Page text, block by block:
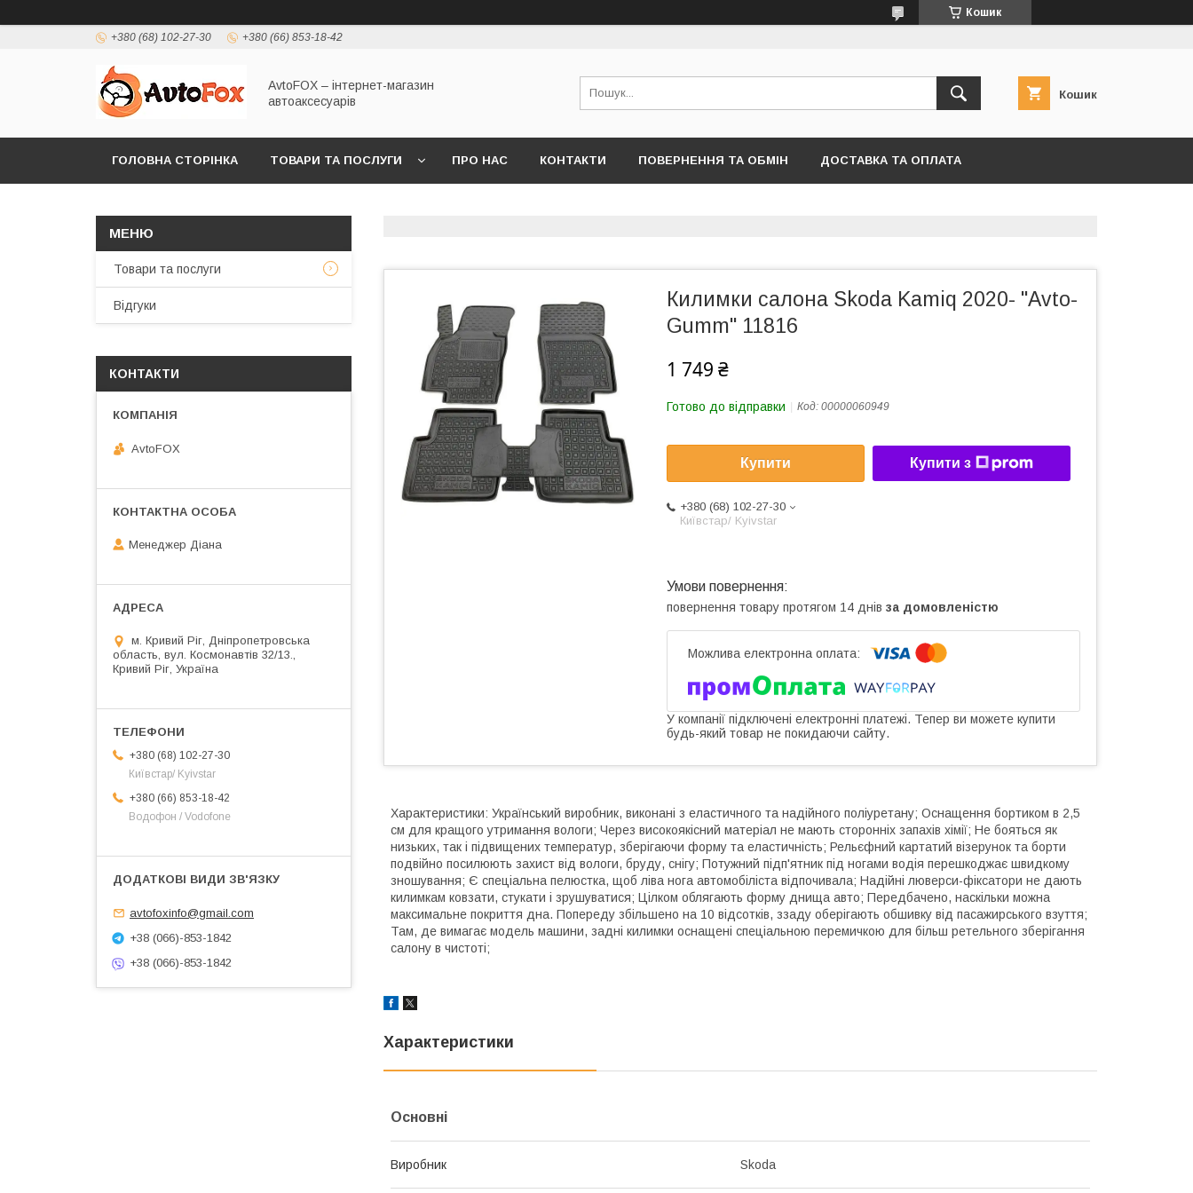
Кошик
+380 (68) 102-27-30 +380 (66) 853-18-42
AvtoFOX – інтернет-магазин
автоаксесуарів
Кошик
ГОЛОВНА СТОРІНКА ТОВАРИ ТА ПОСЛУГИ ПРО НАС КОНТАКТИ ПОВЕРНЕННЯ ТА ОБМІН ДОСТАВКА ТА ОПЛАТА
Килимки салона Skoda Kamiq 2020- "Avto-
Gumm" 11816
1 749 ₴
Готово до відправки Код: 00000060949
Купити Купити з
+380 (68) 102-27-30
Київстар/ Kyivstar
повернення товару протягом 14 днів за домовленістю
У компанії підключені електронні платежі. Тепер ви можете купити
будь-який товар не покидаючи сайту.
Характеристики: Український виробник, виконані з еластичного та надійного поліуретану; Оснащення бортиком в 2,5
см для кращого утримання вологи; Через високоякісний матеріал не мають сторонніх запахів хімії; Не бояться як
низьких, так і підвищених температур, зберігаючи форму та еластичність; Рельєфний картатий візерунок та борти
подвійно посилюють захист від вологи, бруду, снігу; Потужний підп'ятник під ногами водія перешкоджає швидкому
зношування; Є спеціальна пелюстка, щоб ліва нога автомобіліста відпочивала; Надійні люверси-фіксатори не дають
килимкам ковзати, стукати і зрушуватися; Цілком облягають форму днища авто; Передбачено, наскільки можна
максимальне покриття дна. Попереду збільшено на 10 відсотків, ззаду оберігають обшивку від пасажирського взуття;
Там, де вимагає модель машини, задні килимки оснащені спеціальною перемичкою для більш ретельного зберігання
салону в чистоті;
Характеристики
Основні
Виробник Skoda
Товари та послуги
Відгуки
КОНТАКТИ
AvtoFOX
Менеджер Діана
м. Кривий Ріг, Дніпропетровська
область, вул. Космонавтів 32/13.,
Кривий Ріг, Україна
+380 (68) 102-27-30
Київстар/ Kyivstar
+380 (66) 853-18-42
Водофон / Vodofone
avtofoxinfo@gmail.com
+38 (066)-853-1842
+38 (066)-853-1842